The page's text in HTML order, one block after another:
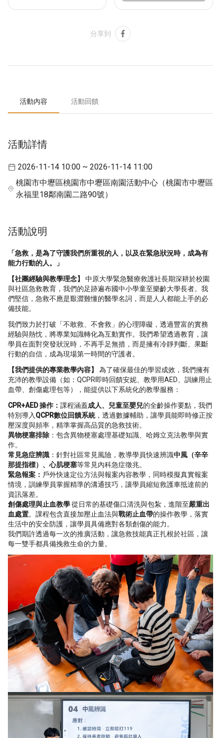
Copyright ©2022 Lifund All rights reserved.
分享到
活動內容 活動回饋
活動詳情
2026-11-14 10:00 ~ 2026-11-14 11:00
桃園市中壢區桃園市中壢區南園活動中心（桃園市中壢區
永福里18鄰南園二路90號）
活動說明
「急救，是為了守護我們所重視的人，以及在緊急狀況時，成為有
能力行動的人。」
【社團經驗與教學理念】
中原大學緊急醫療救護社長期深耕於校園
與社區急救教育，我們的足跡遍布國中小學童至樂齡大學長者。我
們堅信，急救不應是艱澀難懂的醫學名詞，而是人人都能上手的必
備技能。
我們致力於打破「不敢救、不會救」的心理障礙，透過豐富的實務
經驗與熱忱，將專業知識轉化為互動實作。我們希望透過教育，讓
學員在面對突發狀況時，不再手足無措，而是擁有冷靜判斷、果斷
行動的自信，成為現場第一時間的守護者。
【我們提供的專業教學內容】
為了確保最佳的學習成效，我們擁有
充沛的教學設備（如：QCPR即時回饋安妮、教學用AED、訓練用止
血帶、創傷處理包等），能提供以下系統化的教學服務：
CPR+AED 操作： 課程涵蓋成人、兒童至嬰兒的全齡操作要點，我們
特別導入QCPR數位回饋系統，透過數據輔助，讓學員能即時修正按
壓深度與頻率，精準掌握高品質的急救技術。
異物梗塞排除 ：包含異物梗塞處理基礎知識、哈姆立克法教學與實
作。
常見急症辨識 ：針對社區常見風險，教導學員快速辨識中風（辛辛
那提指標）、心肌梗塞等常見內科急症徵兆。
緊急報案： 戶外快速定位方法與報案內容教學，同時模擬真實報案
情境，訓練學員掌握精準的溝通技巧，讓學員縮短救護車抵達前的
資訊落差。
創傷處理與止血教學從日常的基礎傷口清洗與包紮，進階至嚴重出
血處置。課程包含直接加壓止血法與戰術止血帶的操作教學，落實
生活中的安全防護，讓學員具備應對各類創傷的能力。
我們期許透過每一次的推廣活動，讓急救技能真正扎根於社區，讓
每一雙手都具備挽救生命的力量。